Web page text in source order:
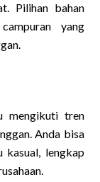
Pilihan bahan
yang
mengikuti tren
Anda bisa
kasual, lengkap